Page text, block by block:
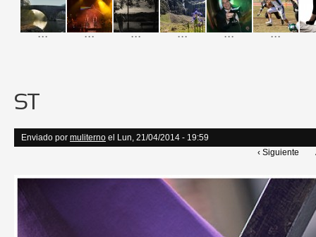
... ... ... ... ... ...
ST
Enviado por muliterno el Lun, 21/04/2014 - 19:59
‹ Siguiente